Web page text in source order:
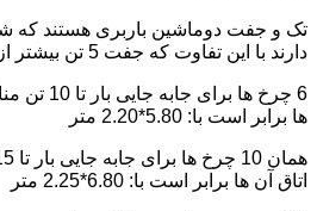
تک و جفت دوماشین باربری هستند که
دارند با این تفاوت که جفت 5 تن بیشتر از تک بار حمل میکند.
6 چرخ ها
ها برابر است با: 5.80*2.20 متر
اتاق آن ها برابر است با: 6.80*2.25 متر